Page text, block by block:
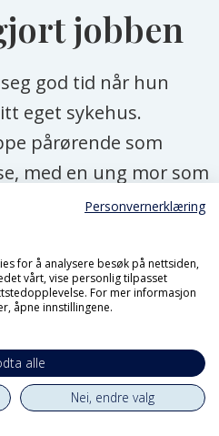
jobben
god tid når hun
eget sykehus.
pårørende som
med en ung mor som
i en korridor. Tar i
en overlege som
innom avdelingen for
ligger tre nurk i
siste storsatsing:
mange år. Jeg
Personvernerklæring
for å analysere besøk på nettsiden,
vårt, vise personlig tilpasset
For mer informasjon
åpne innstillingene.
alle
Nei, endre valg